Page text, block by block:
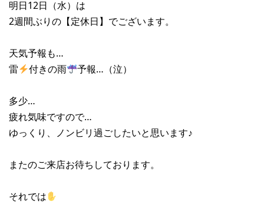
明日12日（水）は
2週間ぶりの【定休日】でございます。
天気予報も…
雷
付きの雨 予報…（泣）
多少…
疲れ気味ですので…
ゆっくり、ノンビリ過ごしたいと思います♪
またのご来店お待ちしております。
それでは